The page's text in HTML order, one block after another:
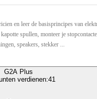
en leer de basisprincipes van
spullen, monteer je
speakers, stekker ...
G2A Plus
verdienen:41